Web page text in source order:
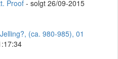
Proof - solgt 26/09-2015
(ca. 980-985), 01